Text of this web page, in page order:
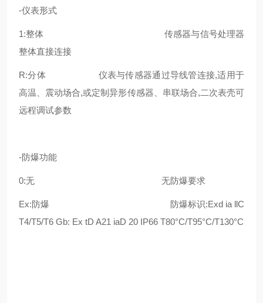
-仪表形式
1:整体 传感器与信号处理器
整体直接连接
R:分体 仪表与传感器通过导线管连接,适用于
高温、震动场合,或定制异形传感器、串联场合,二次表壳可
远程调试参数
-防爆功能
0:无 无防爆要求
Ex:防爆 防爆标识:Exd ia llC
T4/T5/T6 Gb: Ex tD A21 iaD 20 IP66 T80°C/T95°C/T130°C